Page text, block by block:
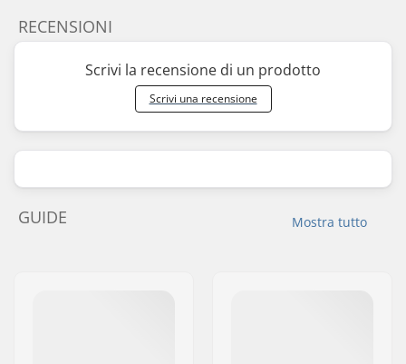
RECENSIONI
Scrivi la recensione di un prodotto
Scrivi una recensione
Mostra tutto
GUIDE